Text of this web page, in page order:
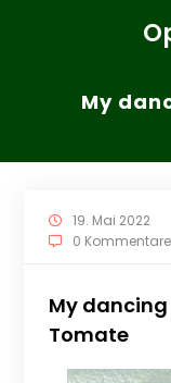
My
19. Mai 2022
0 Kommentare
My dancing
Tomate